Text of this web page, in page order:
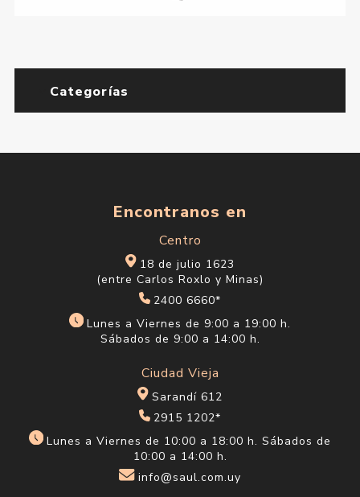
Categorías
Encontranos en
Centro
18 de julio 1623
(entre Carlos Roxlo y Minas)
2400 6660*
Lunes a Viernes de 9:00 a 19:00 h.
Sábados de 9:00 a 14:00 h.
Ciudad Vieja
Sarandí 612
2915 1202*
Lunes a Viernes de 10:00 a 18:00 h. Sábados de
10:00 a 14:00 h.
info@saul.com.uy